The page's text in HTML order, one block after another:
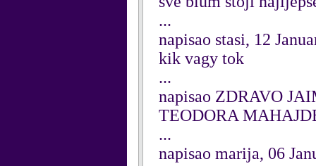
...
napisao stasi, 12
kik vagy tok
...
napisao ZDRAVO
TEODORA
...
napisao marija, 06